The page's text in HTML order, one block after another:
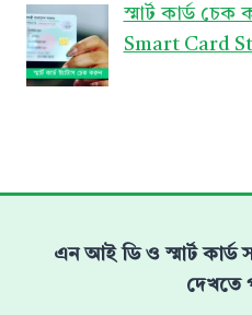
স্মার্ট কার্ড
Smart Card
এন আই ডি ও স্মার্ট কার্ড
দেখতে